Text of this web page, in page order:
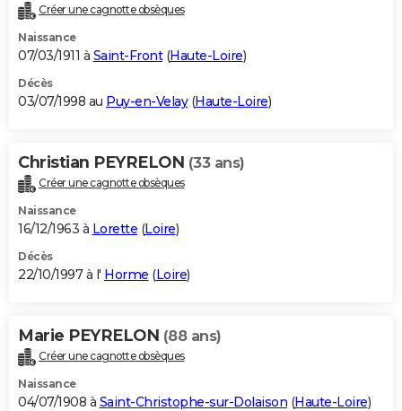
Créer une cagnotte obsèques
Naissance
07/03/1911 à Saint-Front(Haute-Loire)
Décès
03/07/1998 au Puy-en-Velay(Haute-Loire)
Christian PEYRELON (33 ans)
Créer une cagnotte obsèques
Naissance
16/12/1963 à Lorette (Loire)
Décès
22/10/1997 à l' Horme (Loire)
Marie PEYRELON (88 ans)
Créer une cagnotte obsèques
Naissance
04/07/1908 à Saint-Christophe-sur-Dolaison (Haute-Loire)